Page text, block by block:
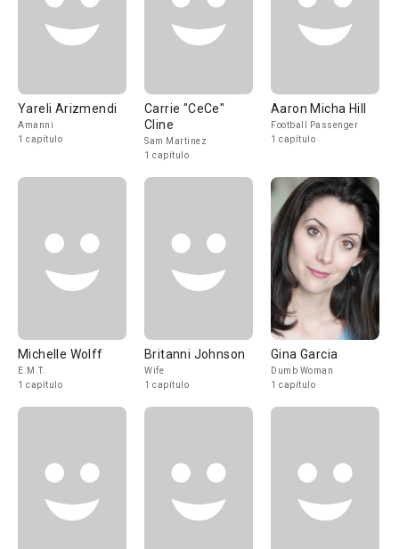
Yareli Arizmendi
Amanni
1 capítulo
Carrie "CeCe"
Cline
Sam Martinez
1 capítulo
Aaron Micha Hill
Football Passenger
1 capítulo
Michelle Wolff
E.M.T.
1 capítulo
Britanni Johnson
Wife
1 capítulo
Gina Garcia
Dumb Woman
1 capítulo